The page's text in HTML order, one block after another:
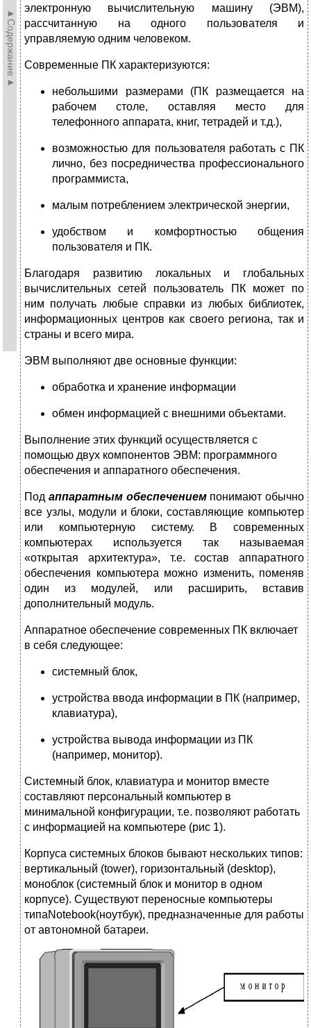
►Содержание►
электронную вычислительную машину (ЭВМ),
рассчитанную на одного пользователя и
управляемую одним человеком.
Современные ПК характеризуются:
небольшими размерами (ПК размещается на
рабочем столе, оставляя место для
телефонного аппарата, книг, тетрадей и т.д.),
возможностью для пользователя работать с ПК
лично, без посредничества профессионального
программиста,
малым потреблением электрической энергии,
удобством и комфортностью общения
пользователя и ПК.
Благодаря развитию локальных и глобальных
вычислительных сетей пользователь ПК может по
ним получать любые справки из любых библиотек,
информационных центров как своего региона, так и
страны и всего мира.
ЭВМ выполняют две основные функции:
обработка и хранение информации
обмен информацией с внешними объектами.
Выполнение этих функций осуществляется с
помощью двух компонентов ЭВМ: программного
обеспечения и аппаратного обеспечения.
Под аппаратным обеспечением понимают обычно
все узлы, модули и блоки, составляющие компьютер
или компьютерную систему. В современных
компьютерах используется так называемая
«открытая архитектура», т.е. состав аппаратного
обеспечения компьютера можно изменить, поменяв
один из модулей, или расширить, вставив
дополнительный модуль.
Аппаратное обеспечение современных ПК включает
в себя следующее:
системный блок,
устройства ввода информации в ПК (например,
клавиатура),
устройства вывода информации из ПК
(например, монитор).
Системный блок, клавиатура и монитор вместе
составляют персональный компьютер в
минимальной конфигурации, т.е. позволяют работать
с информацией на компьютере (рис 1).
Корпуса системных блоков бывают нескольких типов:
вертикальный (tower), горизонтальный (desktop),
моноблок (системный блок и монитор в одном
корпусе). Существуют переносные компьютеры
типаNotebook(ноутбук), предназначенные для работы
от автономной батареи.